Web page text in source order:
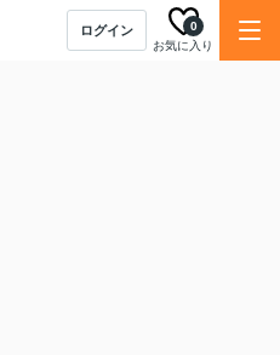
ログイン
お気に入り
0